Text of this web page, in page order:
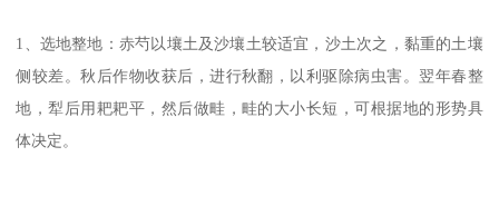
1、选地整地：赤芍以壤土及沙壤土较适宜，沙土次之，黏重的土壤
侧较差。秋后作物收获后，进行秋翻，以利驱除病虫害。翌年春整
地，犁后用耙耙平，然后做畦，畦的大小长短，可根据地的形势具
体决定。